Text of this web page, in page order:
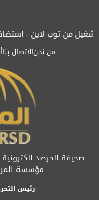
من توب لاين - استضافة و
من نحنالاتصال بنا
صحيفة المرصد
مؤسسة
رئيس